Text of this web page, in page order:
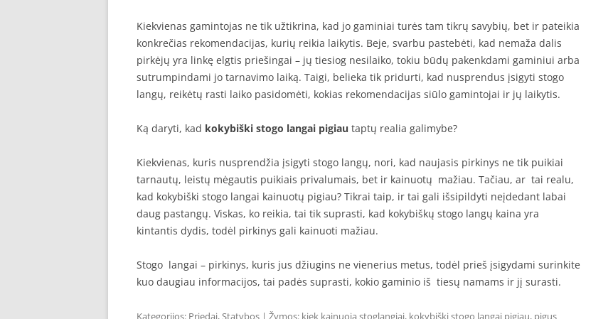
Kiekvienas gamintojas ne tik užtikrina, kad jo gaminiai turės tam tikrų savybių, bet ir pateikia
konkrečias rekomendacijas, kurių reikia laikytis. Beje, svarbu pastebėti, kad nemaža dalis
pirkėjų yra linkę elgtis priešingai – jų tiesiog nesilaiko, tokiu būdų pakenkdami gaminiui arba
sutrumpindami jo tarnavimo laiką. Taigi, belieka tik pridurti, kad nusprendus įsigyti stogo
langų, reikėtų rasti laiko pasidomėti, kokias rekomendacijas siūlo gamintojai ir jų laikytis.
Ką daryti, kad kokybiški stogo langai pigiau taptų realia galimybe?
Kiekvienas, kuris nusprendžia įsigyti stogo langų, nori, kad naujasis pirkinys ne tik puikiai
tarnautų, leistų mėgautis puikiais privalumais, bet ir kainuotų mažiau. Tačiau, ar tai realu,
kad kokybiški stogo langai kainuotų pigiau? Tikrai taip, ir tai gali išsipildyti neįdedant labai
daug pastangų. Viskas, ko reikia, tai tik suprasti, kad kokybiškų stogo langų kaina yra
kintantis dydis, todėl pirkinys gali kainuoti mažiau.
Stogo langai – pirkinys, kuris jus džiugins ne vienerius metus, todėl prieš įsigydami surinkite
kuo daugiau informacijos, tai padės suprasti, kokio gaminio iš tiesų namams ir jį surasti.
Kategorijos: Priedai,Statybos | Žymos: kiek kainuoja stoglangiai, kokybiški stogo langai pigiau, pigus